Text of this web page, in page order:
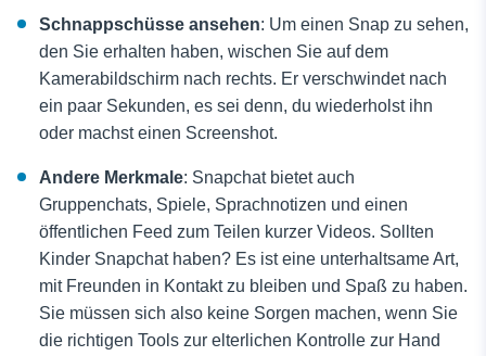
Schnappschüsse ansehen: Um einen Snap zu sehen,
den Sie erhalten haben, wischen Sie auf dem
Kamerabildschirm nach rechts. Er verschwindet nach
ein paar Sekunden, es sei denn, du wiederholst ihn
oder machst einen Screenshot.
Andere Merkmale: Snapchat bietet auch
Gruppenchats, Spiele, Sprachnotizen und einen
öffentlichen Feed zum Teilen kurzer Videos. Sollten
Kinder Snapchat haben? Es ist eine unterhaltsame Art,
mit Freunden in Kontakt zu bleiben und Spaß zu haben.
Sie müssen sich also keine Sorgen machen, wenn Sie
die richtigen Tools zur elterlichen Kontrolle zur Hand